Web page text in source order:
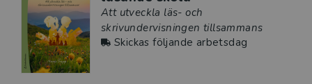
Att utveckla läs- och
skrivundervisningen tillsammans
Skickas följande arbetsdag